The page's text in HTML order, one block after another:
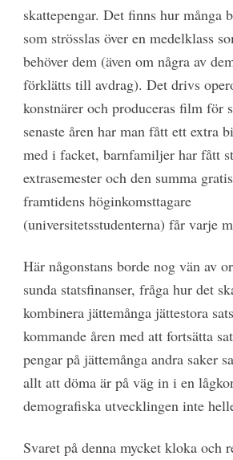
skattepengar. Det finns hur många
som strösslas över en medelklass
behöver dem (även om några av
förklätts till avdrag). Det drivs
konstnärer och produceras film för
senaste åren har man fått ett extra
med i facket, barnfamiljer har fått
extrasemester och den summa
framtidens höginkomsttagare
(universitetsstudenterna) får varje
Här någonstans borde nog vän av
sunda statsfinanser, fråga hur det
kombinera jättemånga jättestora
kommande åren med att fortsätta
pengar på jättemånga andra saker
allt att döma är på väg in i en
demografiska utvecklingen inte
Svaret på denna mycket kloka och